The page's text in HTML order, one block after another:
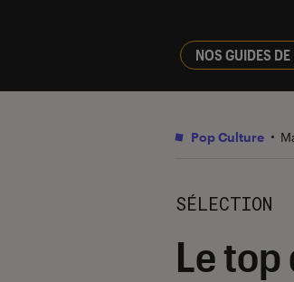
NOS GUIDES DE
Pop Culture
SÉLECTION
Le